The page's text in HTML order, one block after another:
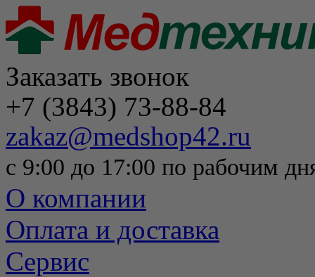
Заказать звонок
+7 (3843) 73-88-84
zakaz@medshop42.ru
с 9:00 до 17:00 по рабочим
О компании
Оплата и доставка
Сервис